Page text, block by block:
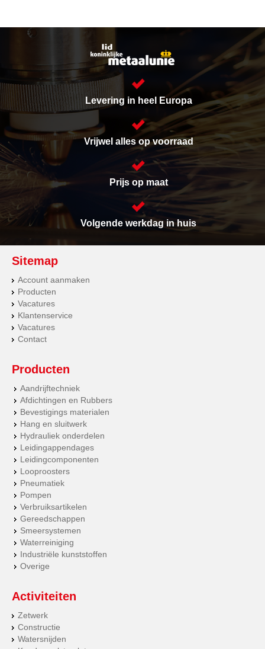
Levering in heel Europa
Vrijwel alles op voorraad
Prijs op maat
Volgende werkdag in huis
Sitemap
Account aanmaken
Producten
Vacatures
Klantenservice
Vacatures
Contact
Producten
Aandrijftechniek
Afdichtingen en Rubbers
Bevestigings materialen
Hang en sluitwerk
Hydrauliek onderdelen
Leidingappendages
Leidingcomponenten
Looproosters
Pneumatiek
Pompen
Verbruiksartikelen
Gereedschappen
Smeersystemen
Waterreiniging
Industriële kunststoffen
Overige
Activiteiten
Zetwerk
Constructie
Watersnijden